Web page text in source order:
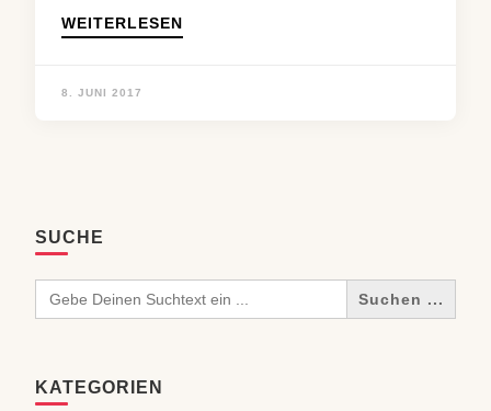
WEITERLESEN
8. JUNI 2017
SUCHE
Search
for:
KATEGORIEN